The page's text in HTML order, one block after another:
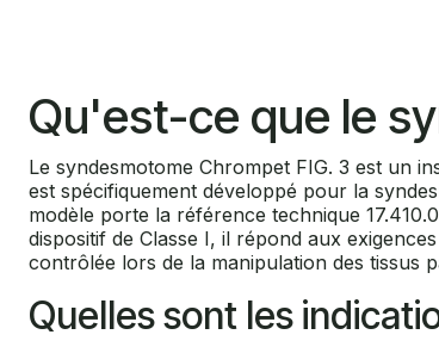
Qu'est-ce que le
Le syndesmotome Chrompet FIG. 3 est un
est spécifiquement développé pour la
modèle porte la référence technique
dispositif de Classe I, il répond aux
contrôlée lors de la manipulation des tissus
Quelles sont les